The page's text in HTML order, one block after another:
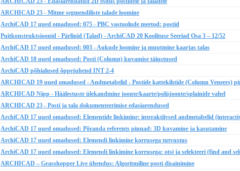
ARCHICAD 23 - Mitme segmendiliste talade loomine
ArchiCAD 17 uued omadused: 075 - PBC vastuolude meetod: postid
Puitkonstruktsioonid - Pärlinid (Talad) - ArchiCAD 20 Koolituse Seeriad Osa 3 – 12/52
ArchiCAD 17 uued omadused: 003 - Aukude loomine ja muutmine kaarjas talas
ArchiCAD 18 uued omadused: Posti (Column) kuvamise täiustused
ArchiCAD põhialused õppejuhend INT 2-4
ARCHICAD 19 uued omadused - Andmetabelid - Postide kattekihtide (Column Veneers)
ARCHICAD Nipp - Häälestuste ülekandmine joonte/kaarte/polüjoonte/splainide vahel
ARCHICAD 23 - Posti ja tala dokumenteerimise edasiarendused
ArchiCAD 17 uued omadused: Elementide linkimine: interaktiivsed andmetabelid
ArchiCAD 17 uued omadused: Põranda referents pinnad: 3D kuvamine ja kasutamine
ArchiCAD 17 uued omadused: Elemendi linkimine korrusega tutvustus
ArchiCAD 17 uued omadused: Elemendi linkimine korrusega: otsi ja selekteeri (find and
ARCHICAD – Grasshopper Live ühendus: Algoritmiline posti disainimine